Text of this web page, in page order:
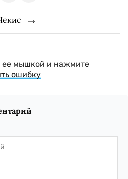
ее мышкой и нажмите
ошибку